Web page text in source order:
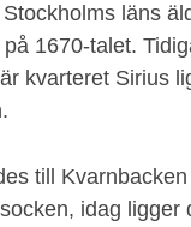
läns
1670-talet.
kvarteret Sirius
till
idag ligger